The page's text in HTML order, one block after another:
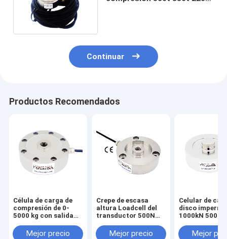
Continuar
Productos Recomendados
Célula de carga de
compresión de 0-
5000 kg con salida
20mAMejor precio
Crepe de escasa
altura Loadcell del
transductor 500N
fuerza de
Mejor precio
Celular de
disco
1000kN 500kN
50kN Sensor
Mejor